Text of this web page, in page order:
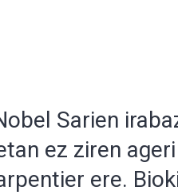
Sarien
ez ziren
ere.